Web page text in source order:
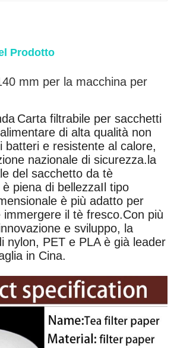
Prodotto
mm per la macchina per
Carta filtrabile per sacchetti
di alta qualità non
batteri e resistente al calore,
nazionale di sicurezza.la
del sacchetto da tè
piena di bellezzaIl tipo
è più adatto per
immergere il tè fresco.Con più
e sviluppo, la
nylon, PET e PLA è già leader
in Cina.